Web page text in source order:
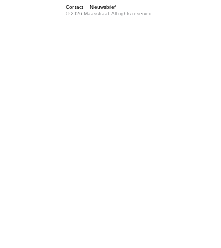
Contact
Nieuwsbrief
© 2026 Maasstraat, All rights reserved